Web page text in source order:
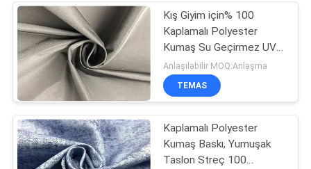
Kış Giyim için% 100
Kaplamalı Polyester
Kumaş Su Geçirmez UV
Koruması
Anlaşılabilir MOQ:Anlaşma
TEMAS
Kaplamalı Polyester
Kumaş Baskı, Yumuşak
Taslon Streç 100